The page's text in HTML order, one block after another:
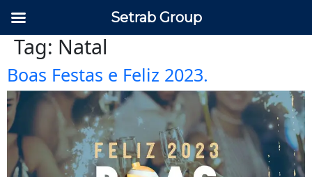
Tag: Natal
Boas Festas e Feliz 2023.
Setrab Group